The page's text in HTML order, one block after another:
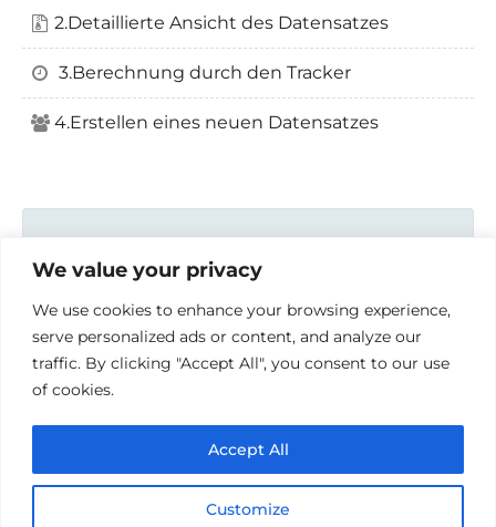
We value your privacy
We use cookies to enhance your browsing experience,
serve personalized ads or content, and analyze our
traffic. By clicking "Accept All", you consent to our use
of cookies.
Customize
Accept All
2.Detaillierte Ansicht des Datensatzes
3.Berechnung durch den Tracker
4.Erstellen eines neuen Datensatzes
1.Modulübersicht
2.Detaillierte Ansicht des Datensatzes
3.Berechnung durch den Tracker
4.Erstellen eines neuen Datensatzes
© 2026 Handbücher der Redoo Networks GmbH•